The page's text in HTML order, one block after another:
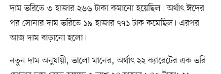
দাম ভরিতে ৩ হাজার ২৬৬ টাকা কমানো হয়েছিল। অর্থাৎ ঈদের
পর সোনার দাম ভরিতে ১৯ হাজার ৭৭১ টাক কমেছিল। এরপর
আজ দাম বাড়ানো হলো।
নতুন দাম অনুযায়ী, ভালো মানের, অর্থাৎ ২২ ক্যারেটের এক ভরি